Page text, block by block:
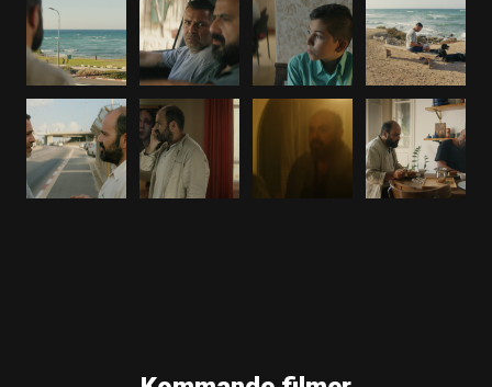
Medelhavsfeber - teaser 5, Yrkesmördare
Medelhavsfeber - teaser 1, Knuffen (del 1)
Medelhavsfeber - teaser 2, Knuffen (del 2)
Medelhavsfeber - teaser 3, Josephine (del 1)
Medelhavsfeber - teaser 4, Josephine (del 2)
Medelhavsfeber - story 1 (arabisk titel)
Medelhavsfeber - story 2 (arabisk titel)
Medelhavsfeber - teaser 1 (arabisk titel)